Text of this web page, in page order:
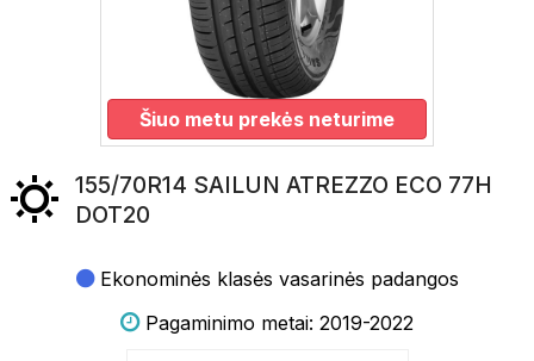
Šiuo metu prekės neturime
155/70R14 SAILUN ATREZZO ECO 77H
DOT20
Ekonominės klasės vasarinės padangos
Pagaminimo metai: 2019-2022